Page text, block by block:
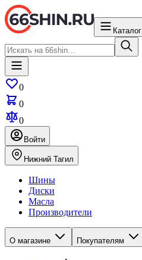
Каталог
0
0
0
Войти
Нижний Тагил
Шины
Диски
Масла
Производители
О магазине Покупателям